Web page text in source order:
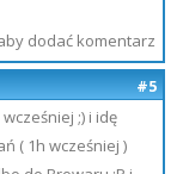
dodać komentarz
#5
;) i idę
( 1h wcześniej )